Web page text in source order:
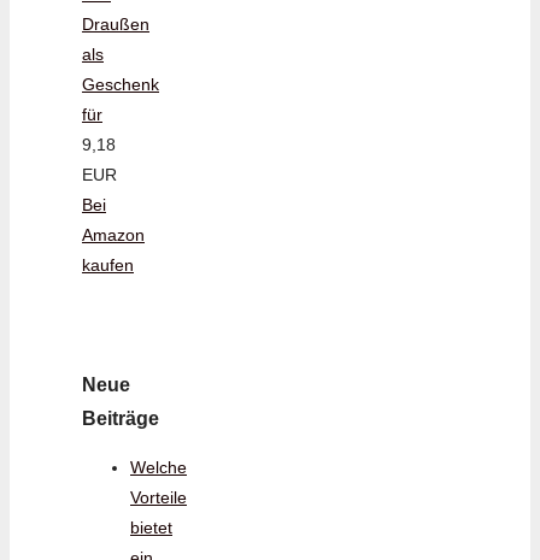
Draußen
als
Geschenk
für
9,18
EUR
Bei
Amazon
kaufen
Neue
Beiträge
Welche
Vorteile
bietet